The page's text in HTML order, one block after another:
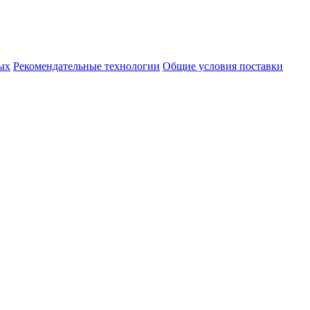
Рекомендательные технологии Общие условия поставки